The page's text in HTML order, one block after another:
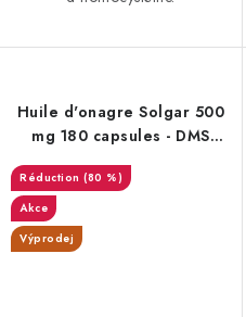
Huile d'onagre Solgar 500
mg 180 capsules - DMS
12/25
(80 %)
Akce
Výprodej